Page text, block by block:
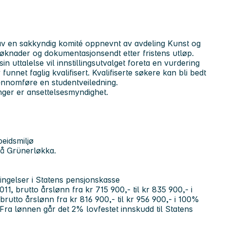
en sakkyndig komité oppnevnt av avdeling Kunst og
og dokumentasjonsendt etter fristens utløp.
uttalelse vil innstillingsutvalget foreta en vurdering
faglig kvalifisert. Kvalifiserte søkere kan bli bedt
en studentveiledning.
er ansettelsesmyndighet.
Grünerløkka.
i Statens pensjonskasse
brutto årslønn fra kr 715 900,- til kr 835 900,- i
årslønn fra kr 816 900,- til kr 956 900,- i 100%
lønnen går det 2% lovfestet innskudd til Statens